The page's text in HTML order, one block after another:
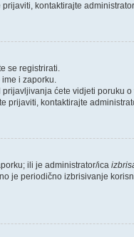
kontaktirajte
se registrirati.
i zaporku.
ćete vidjeti poruku
prijaviti, kontaktirajte
ili je administrator/ica
je periodično izbrisivanje